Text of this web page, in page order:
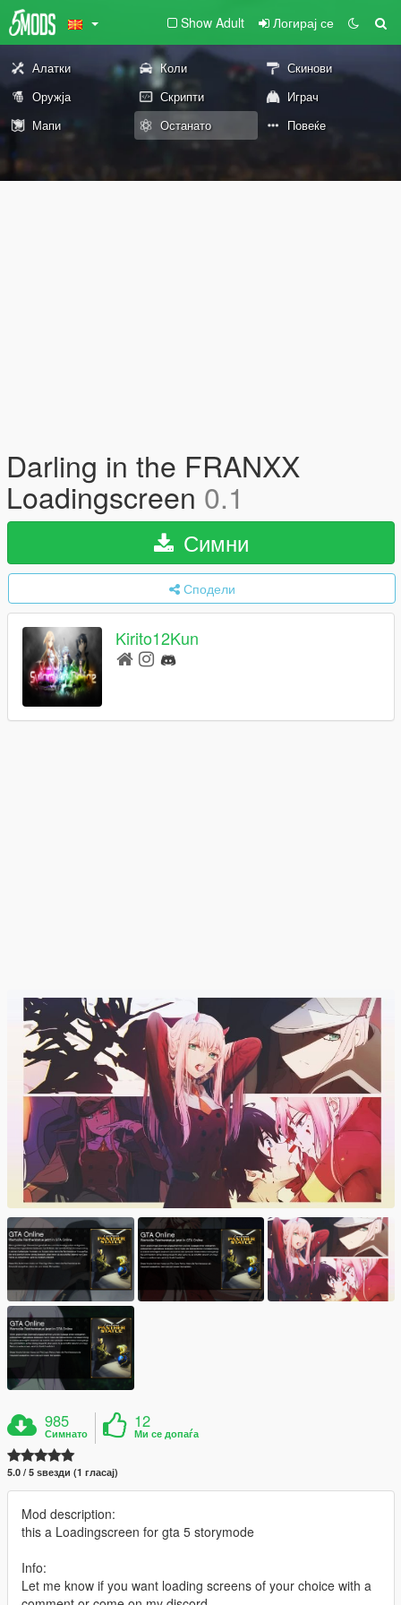
Show Adult Логирај се
Алатки Коли
Скинови
Оружја
Скрипти
Играч
Мапи
Останато Повеќе
Darling in the FRANXX
Loadingscreen 0.1
Симни
Сподели
Kirito12Kun
985
Симнато
12
Ми се допаѓа
5.0 / 5 ѕвезди (1 гласај)
Mod description:
this a Loadingscreen for gta 5 storymode
Info:
Let me know if you want loading screens of your choice with a